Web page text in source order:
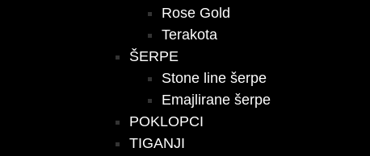
Rose Gold
Terakota
ŠERPE
Stone line šerpe
Emajlirane šerpe
POKLOPCI
TIGANJI